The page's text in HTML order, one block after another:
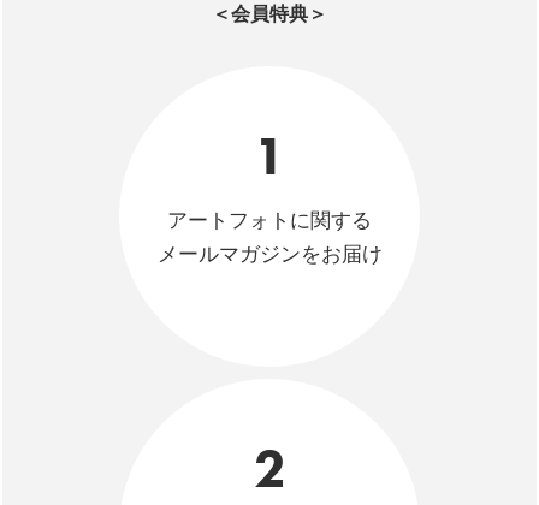
＜会員特典＞
1
アートフォトに関する
メールマガジンをお届け
2